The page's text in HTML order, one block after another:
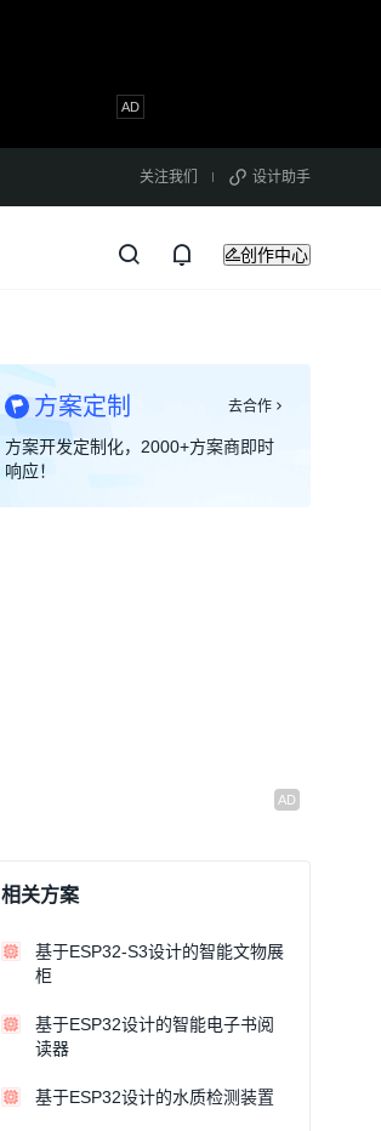
关注我们 设计助手
创作中心
方案定制 去合作
方案开发定制化，2000+方案商即时
响应！
相关方案
基于ESP32-S3设计的智能文物展
柜
基于ESP32设计的智能电子书阅
读器
基于ESP32设计的水质检测装置